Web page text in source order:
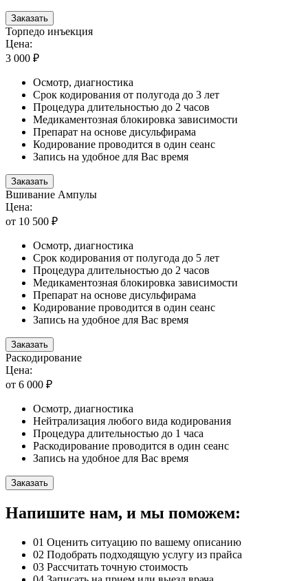
Заказать
Торпедо инъекция
Цена:
3 000 ₽
Осмотр, диагностика
Срок кодирования от полугода до 3 лет
Процедура длительностью до 2 часов
Медикаментозная блокировка зависимости
Препарат на основе дисульфирама
Кодирование проводится в один сеанс
Запись на удобное для Вас время
Заказать
Вшивание Ампулы
Цена:
от 10 500 ₽
Осмотр, диагностика
Срок кодирования от полугода до 5 лет
Процедура длительностью до 2 часов
Медикаментозная блокировка зависимости
Препарат на основе дисульфирама
Кодирование проводится в один сеанс
Запись на удобное для Вас время
Заказать
Раскодирование
Цена:
от 6 000 ₽
Осмотр, диагностика
Нейтрализация любого вида кодирования
Процедура длительностью до 1 часа
Раскодирование проводится в один сеанс
Запись на удобное для Вас время
Заказать
Напишите нам, и мы поможем:
01 Оценить ситуацию по вашему описанию
02 Подобрать подходящую услугу из прайса
03 Рассчитать точную стоимость